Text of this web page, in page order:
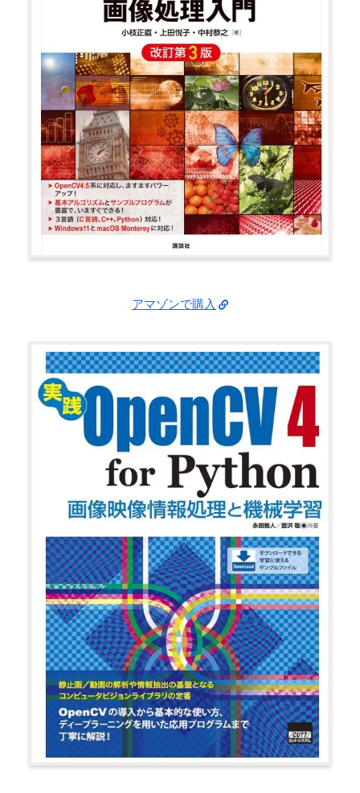
アマゾンで購入